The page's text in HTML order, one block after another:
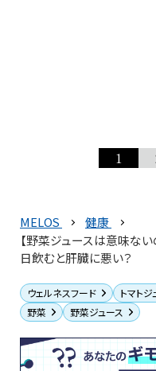
1
MELOS
健康
【野菜ジュースは意味な
日飲むと肝臓に悪い？
ウェルネスフード トマトジ
野菜
野菜ジュース